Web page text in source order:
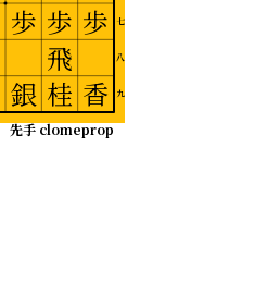
七
八
九
先手 clomeprop
歩
香
歩
飛
桂
歩
銀